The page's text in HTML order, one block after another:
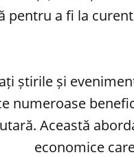
pentru a fi la
știrile și
numeroase
Această
economice